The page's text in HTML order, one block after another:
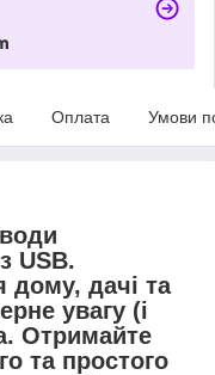
Оплата Умови
USB.
дачі та
увагу (і
Отримайте
та простого